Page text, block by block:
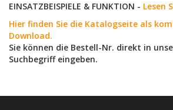
EINSATZBEISPIELE & FUNKTION - Lesen
Hier finden Sie die Katalogseite als
Download.
Sie können die Bestell-Nr. direkt in
Suchbegriff eingeben.